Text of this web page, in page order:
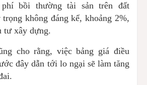
bồi thường tài sản trên đất
không đáng kể, khoảng 2%,
tư xây dựng.
cho rằng, việc bảng giá điều
đây dẫn tới lo ngại sẽ làm tăng